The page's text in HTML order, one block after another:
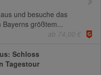
und besuche das
Bayerns größtem...
ab 74,00 €
Schloss
Tagestour